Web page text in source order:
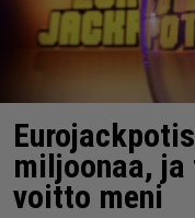
miljoonaa, ja
voitto meni